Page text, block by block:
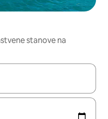
stanove na
ćete ih pregledati